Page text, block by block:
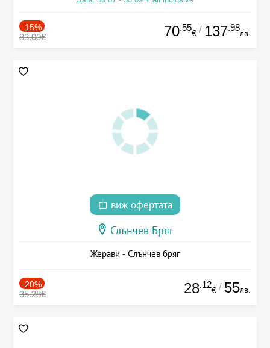
-15%
83.00€ 70.55
€ / 137.98
лв.
виж офертата
Слънчев Бряг
Жерави - Слънчев бряг
-20%
35.28€ 28.12
€ / 55лв.